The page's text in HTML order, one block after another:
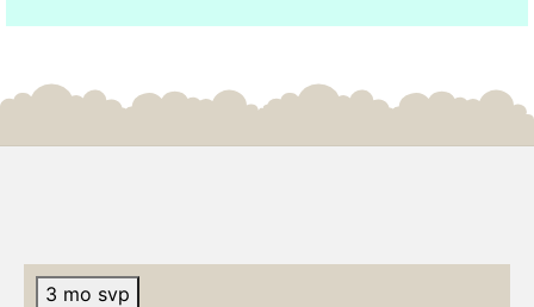
3 mo svp